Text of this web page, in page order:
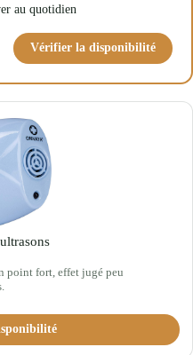
au quotidien
Vérifier la disponibilité
point fort, effet jugé peu